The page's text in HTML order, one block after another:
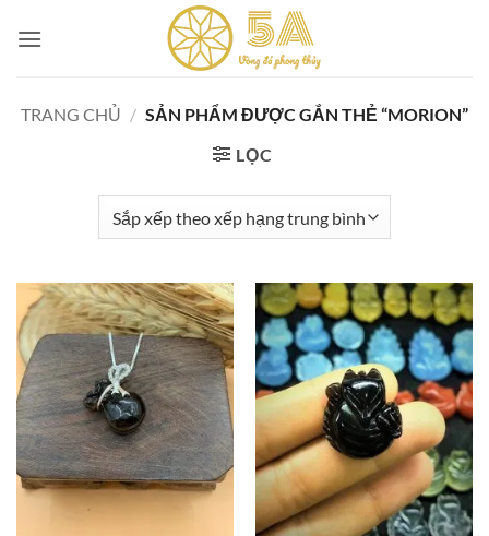
TRANG CHỦ / SẢN PHẨM ĐƯỢC GẮN THẺ “MORION”
LỌC